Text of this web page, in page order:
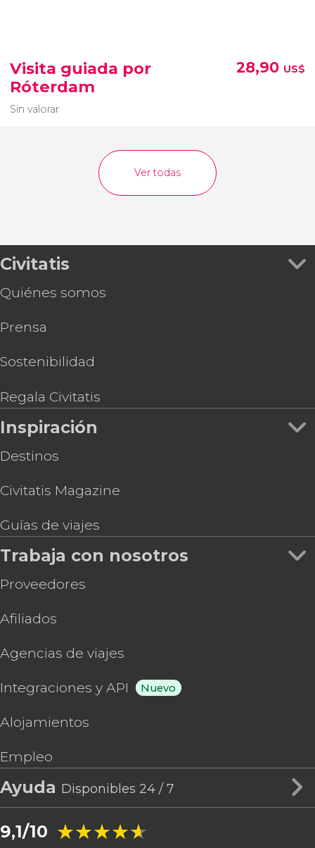
Visita guiada por
Róterdam
Sin valorar
28,90 US$
Ver todas
Civitatis
Quiénes somos
Prensa
Sostenibilidad
Regala Civitatis
Inspiración
Destinos
Civitatis Magazine
Guías de viajes
Trabaja con nosotros
Proveedores
Afiliados
Agencias de viajes
Integraciones y API Nuevo
Alojamientos
Empleo
Ayuda Disponibles 24 / 7
9,1/10 ★★★★★
★★★★★